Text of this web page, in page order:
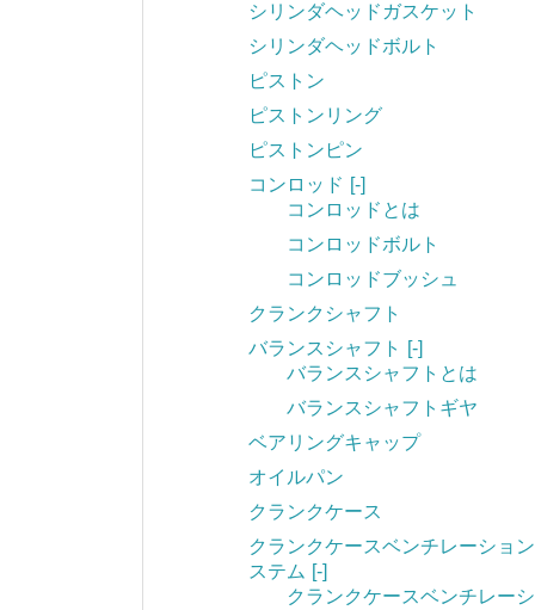
シリンダヘッドガスケット
シリンダヘッドボルト
ピストン
ピストンリング
ピストンピン
コンロッド [-]
コンロッドとは
コンロッドボルト
コンロッドブッシュ
クランクシャフト
バランスシャフト
[-]
バランスシャフトとは
バランスシャフトギヤ
ベアリングキャップ
オイルパン
クランクケース
クランクケースベンチレーショ
ステム [-]
クランクケースベンチレー